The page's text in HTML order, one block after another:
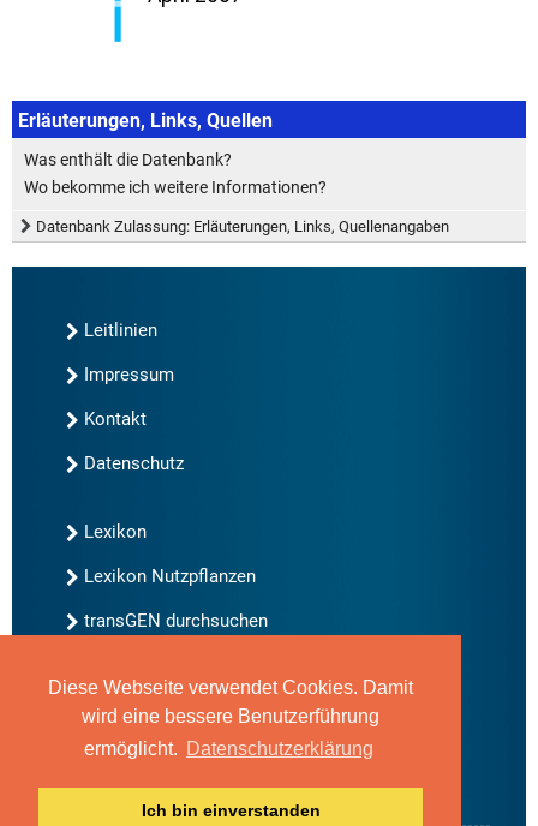
Diese Webseite verwendet Cookies. Damit
wird eine bessere Benutzerführung
ermöglicht. Datenschutzerklärung
Ich bin einverstanden
Erläuterungen, Links, Quellen
Was enthält die Datenbank?
Wo bekomme ich weitere Informationen?
Datenbank Zulassung: Erläuterungen, Links, Quellenangaben
Leitlinien
Impressum
Kontakt
Datenschutz
Lexikon
Lexikon Nutzpflanzen
transGEN durchsuchen
Neu bei transGEN